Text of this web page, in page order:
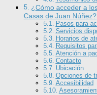
¿Cómo acceder a
Casas de Juan Núñez?
Pasos para
Servicios
Horarios de
Requisitos
Atención a
Contacto
Ubicación
Opciones de
Accesibilidad